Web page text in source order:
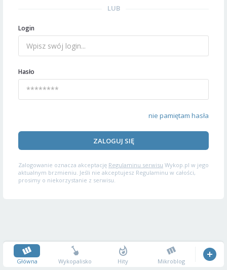
LUB
Login
Hasło
nie pamiętam hasła
ZALOGUJ SIĘ
Zalogowanie oznacza akceptację Regulaminu serwisu Wykop.pl w jego
aktualnym brzmieniu. Jeśli nie akceptujesz Regulaminu w całości,
prosimy o niekorzystanie z serwisu.
Główna Wykopalisko Hity Mikroblog